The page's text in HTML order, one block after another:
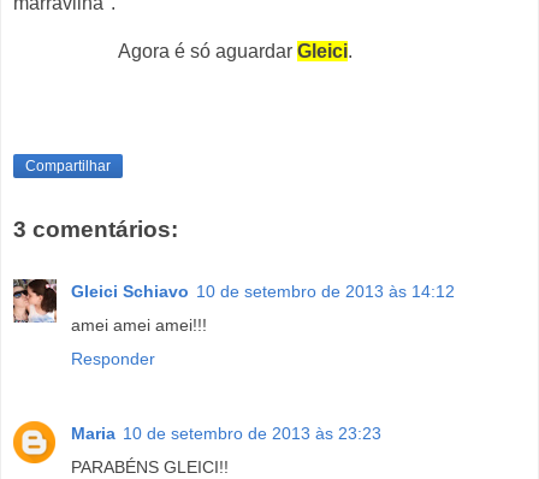
Agora é só aguardar Gleici.
Compartilhar
3 comentários:
Gleici Schiavo 10 de setembro de 2013 às 14:12
amei amei amei!!!
Responder
Maria 10 de setembro de 2013 às 23:23
PARABÉNS GLEICI!!